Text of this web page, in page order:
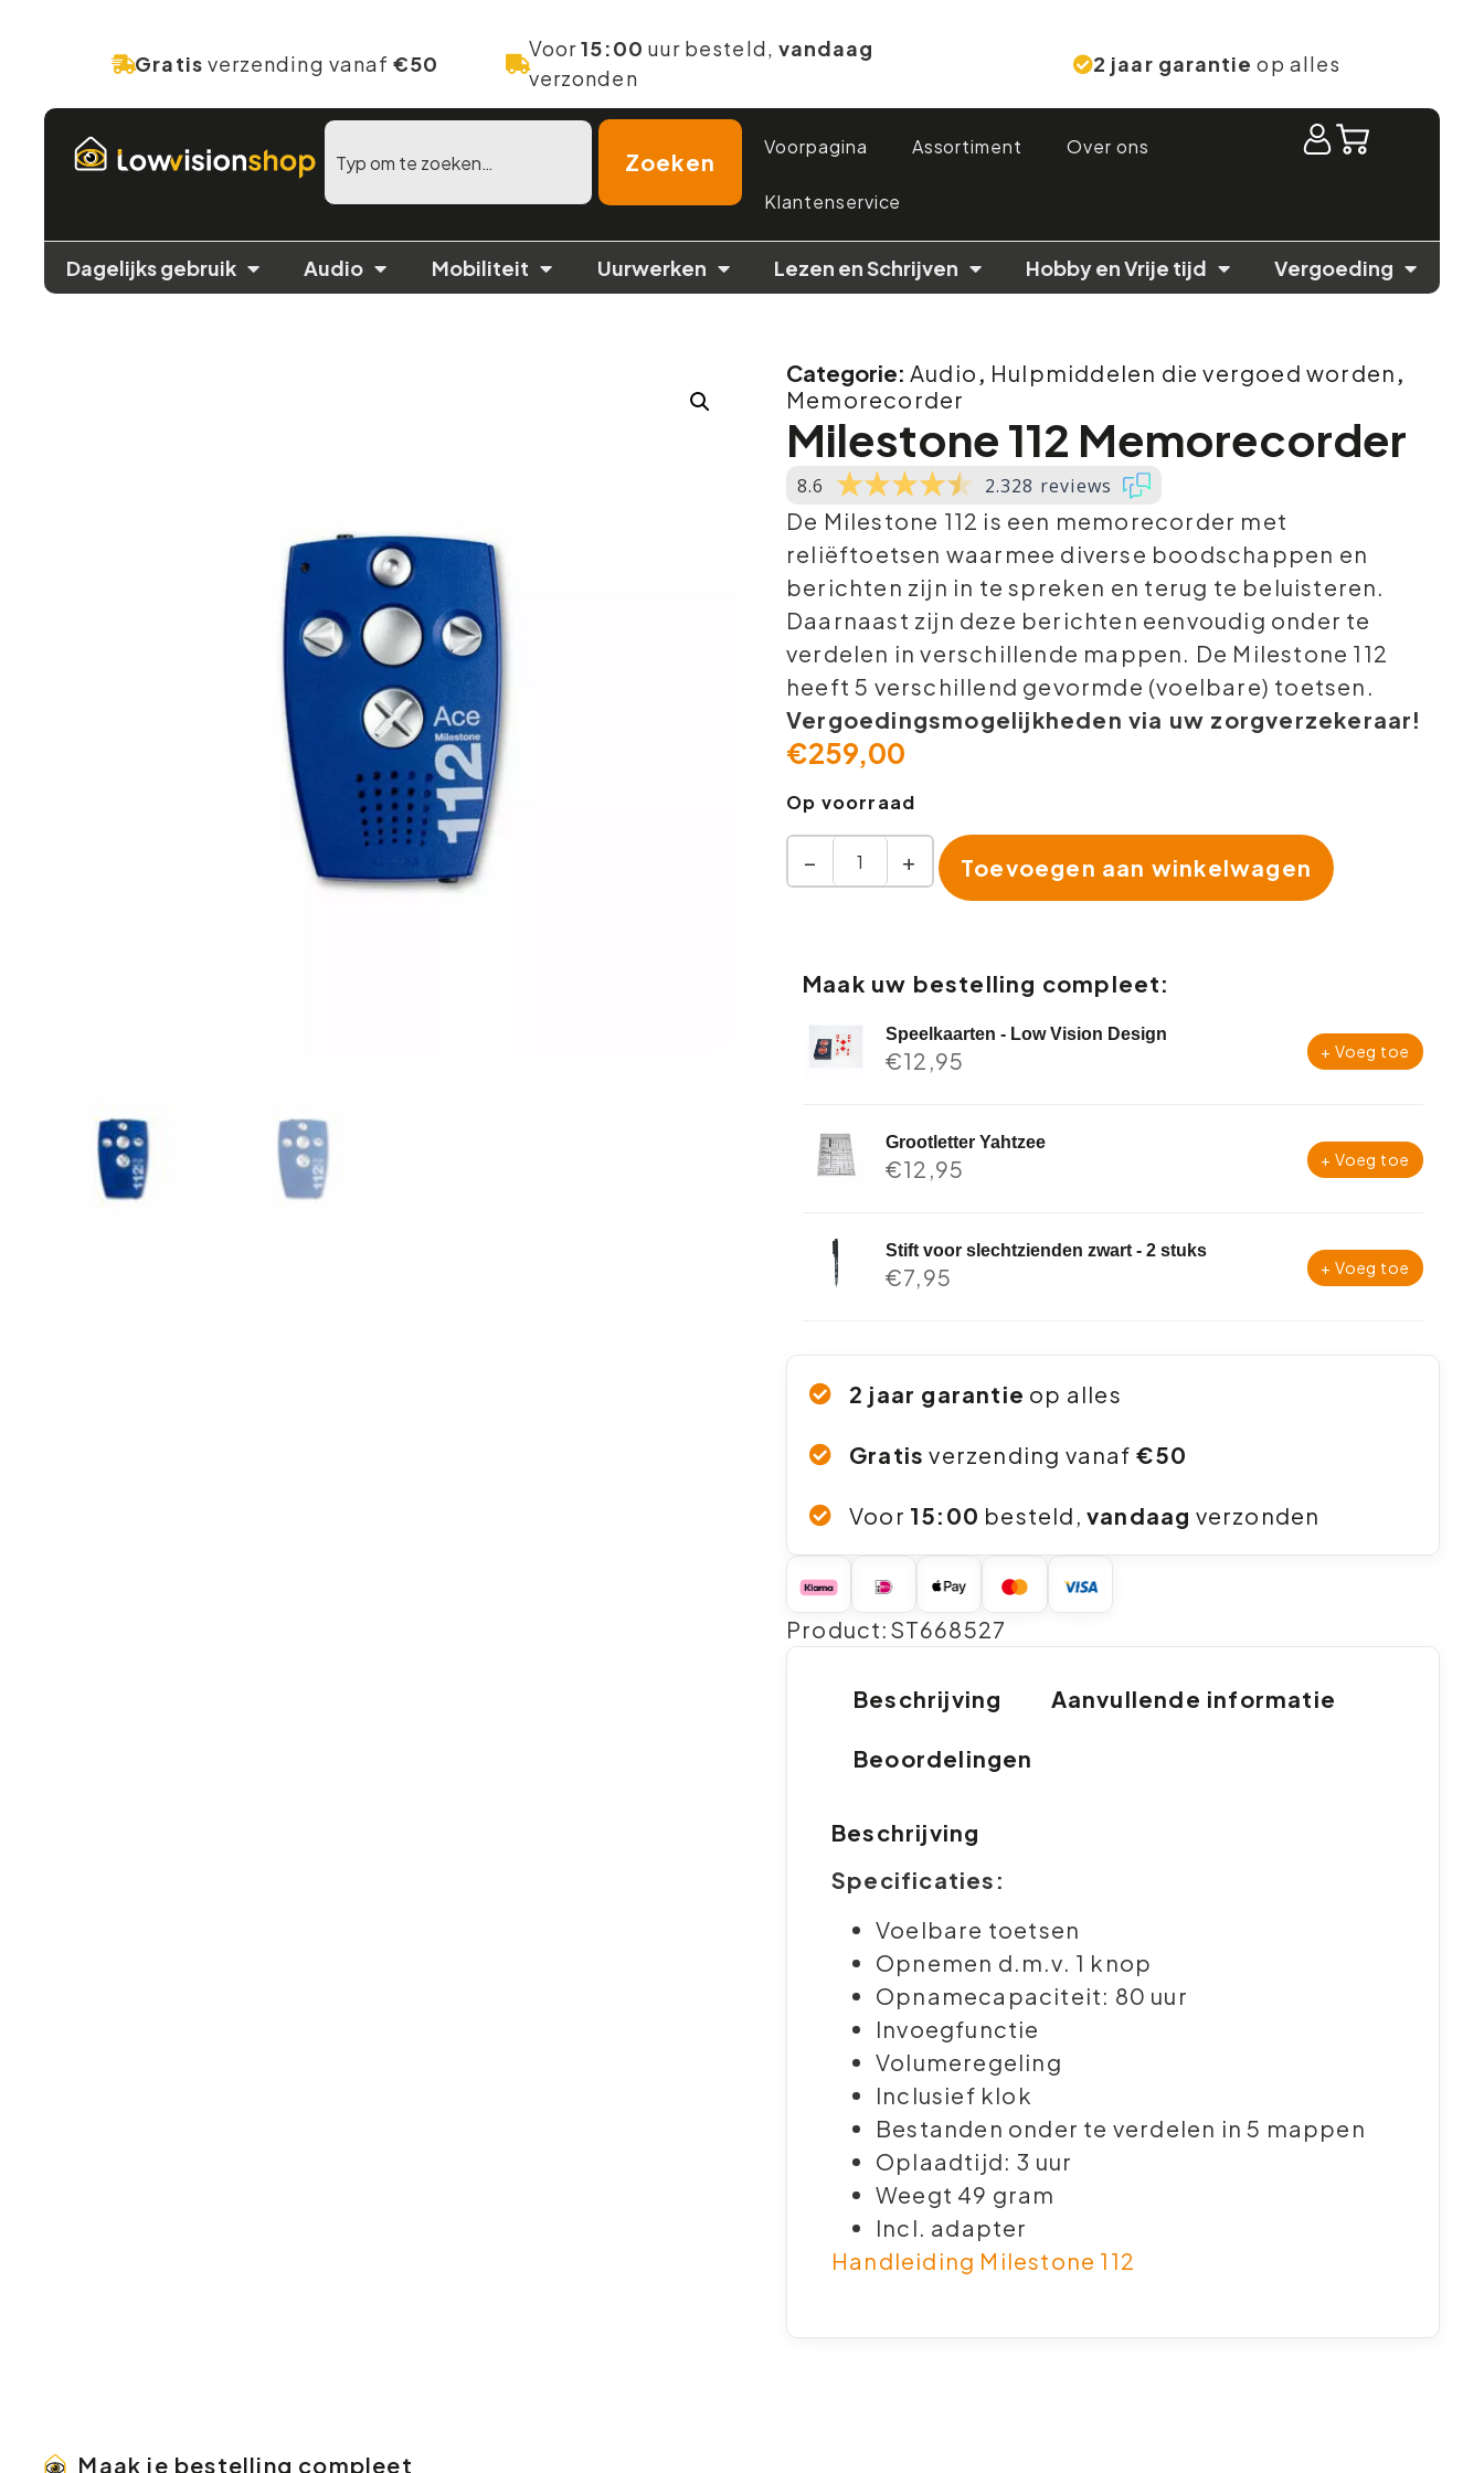
Gratis verzending vanaf €50
Voor15:00 uur besteld, vandaag
verzonden
2 jaar garantie op alles
Zoeken
Voorpagina Assortiment Over ons
Klantenservice
Dagelijks gebruik Audio Mobiliteit Uurwerken Lezen en Schrijven Hobby en Vrije tijd Vergoeding
Categorie: Audio , Hulpmiddelen die vergoed worden ,
Memorecorder
Milestone 112 Memorecorder
8.6 2.328 reviews
De Milestone 112 is een memorecorder met
reliëftoetsen waarmee diverse boodschappen en
berichten zijn in te spreken en terug te beluisteren.
Daarnaast zijn deze berichten eenvoudig onder te
verdelen in verschillende mappen. De Milestone 112
heeft 5 verschillend gevormde (voelbare) toetsen.
Vergoedingsmogelijkheden via uw zorgverzekeraar!
€259,00
Op voorraad
− + Toevoegen aan winkelwagen
Maak uw bestelling compleet:
Speelkaarten - Low Vision Design
€12,95 + Voeg toe
Grootletter Yahtzee
€12,95 + Voeg toe
Stift voor slechtzienden zwart - 2 stuks
€7,95 + Voeg toe
2 jaar garantie op alles
Gratis verzending vanaf €50
Voor 15:00 besteld, vandaag verzonden
Product:ST668527
Beschrijving Aanvullende informatie
Beoordelingen
Beschrijving
Specificaties:
Voelbare toetsen
Opnemen d.m.v. 1 knop
Opnamecapaciteit: 80 uur
Invoegfunctie
Volumeregeling
Inclusief klok
Bestanden onder te verdelen in 5 mappen
Oplaadtijd: 3 uur
Weegt 49 gram
Incl. adapter
Handleiding Milestone 112
Maak je bestelling compleet